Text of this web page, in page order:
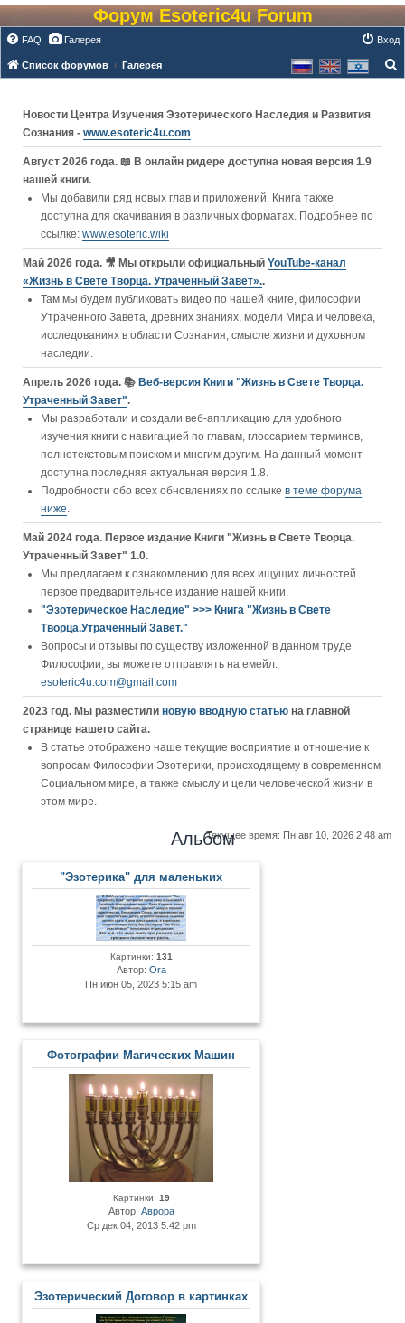
Форум Esoteric4u Forum
FAQ Галерея Вход
Список форумов Галерея
Новости Центра Изучения Эзотерического Наследия и Развития
Сознания - www.esoteric4u.com
Август 2026 года. 📖 В онлайн ридере доступна новая версия 1.9
нашей книги.
Мы добавили ряд новых глав и приложений. Книга также
доступна для скачивания в различных форматах. Подробнее по
ссылке: www.esoteric.wiki
Май 2026 года. 🎥 Мы открыли официальный YouTube‑канал
«Жизнь в Свете Творца. Утраченный Завет»..
Там мы будем публиковать видео по нашей книге, философии
Утраченного Завета, древних знаниях, модели Мира и человека,
исследованиях в области Сознания, смысле жизни и духовном
наследии.
Апрель 2026 года. 📚 Веб-версия Книги "Жизнь в Свете Творца.
Утраченный Завет".
Мы разработали и создали веб-аппликацию для удобного
изучения книги c навигацией по главам, глоссарием терминов,
полнотекстовым поиском и многим другим. На данный момент
доступна последняя актуальная версия 1.8.
Подробности обо всех обновлениях по сслыке в теме форума
ниже.
Май 2024 года. Первое издание Книги "Жизнь в Свете Творца.
Утраченный Завет" 1.0.
Мы предлагаем к ознакомлению для всех ищущих личностей
первое предварительное издание нашей книги.
"Эзотерическое Наследие" >>> Книга "Жизнь в Свете
Творца.Утраченный Завет."
Вопросы и отзывы по существу изложенной в данном труде
Философии, вы можете отправлять на емейл:
esoteric4u.com@gmail.com
2023 год. Мы разместили новую вводную статью на главной
странице нашего сайта.
В статье отображено наше текущие восприятие и отношение к
вопросам Философии Эзотерики, происходящему в современном
Социальном мире, а также смыслу и цели человеческой жизни в
этом мире.
Текущее время: Пн авг 10, 2026 2:48 am
Альбом
"Эзотерика" для маленьких
Картинки: 131
Автор: Ora
Пн июн 05, 2023 5:15 am
Фотографии Магических Машин
Картинки: 19
Автор: Аврора
Ср дек 04, 2013 5:42 pm
Эзотерический Договор в картинках